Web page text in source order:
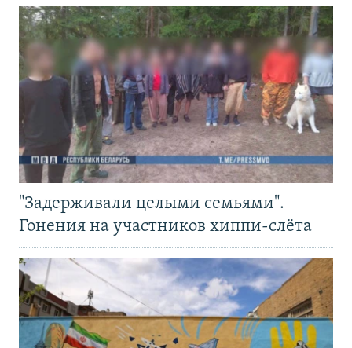
"Задерживали целыми семьями".
Гонения на участников хиппи-слёта